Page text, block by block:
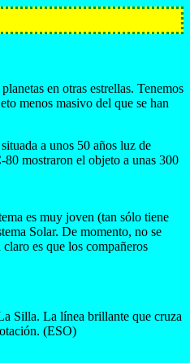
en otras estrellas. Tenemos
menos masivo del que se han
a unos 50 años luz de
mostraron el objeto a unas 300
es muy joven (tan sólo tiene
Solar. De momento, no se
es que los compañeros
Silla. La línea brillante que cruza
(ESO)